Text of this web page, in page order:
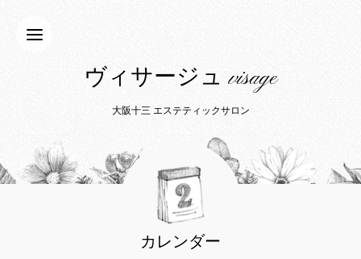
ヴィサージュ visage
大阪十三 エステティックサロン
カレンダー